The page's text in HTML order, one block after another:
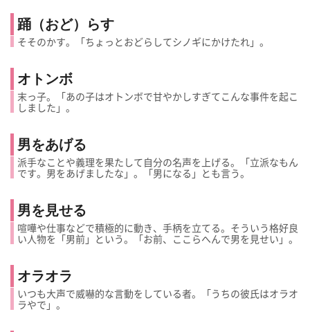
踊（おど）らす
そそのかす。「ちょっとおどらしてシノギにかけたれ」。
オトンボ
末っ子。「あの子はオトンボで甘やかしすぎてこんな事件を起こ
しました」。
男をあげる
派手なことや義理を果たして自分の名声を上げる。「立派なもん
です。男をあげましたな」。「男になる」とも言う。
男を見せる
喧嘩や仕事などで積極的に動き、手柄を立てる。そういう格好良
い人物を「男前」という。「お前、ここらへんで男を見せい」。
オラオラ
いつも大声で威嚇的な言動をしている者。「うちの彼氏はオラオ
ラやで」。